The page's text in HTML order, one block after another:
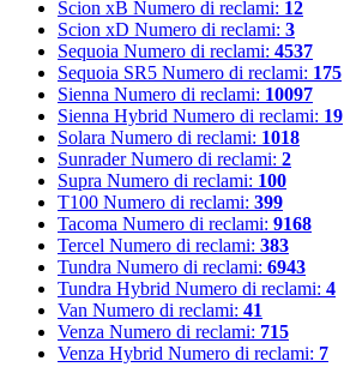
Scion xB Numero di reclami: 12
Scion xD Numero di reclami: 3
Sequoia Numero di reclami: 4537
Sequoia SR5 Numero di reclami: 175
Sienna Numero di reclami: 10097
Sienna Hybrid Numero di reclami: 19
Solara Numero di reclami: 1018
Sunrader Numero di reclami: 2
Supra Numero di reclami: 100
T100 Numero di reclami: 399
Tacoma Numero di reclami: 9168
Tercel Numero di reclami: 383
Tundra Numero di reclami: 6943
Tundra Hybrid Numero di reclami: 4
Van Numero di reclami: 41
Venza Numero di reclami: 715
Venza Hybrid Numero di reclami: 7